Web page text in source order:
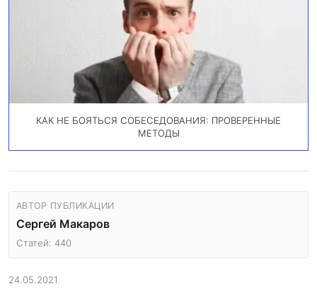
КАК НЕ БОЯТЬСЯ СОБЕСЕДОВАНИЯ: ПРОВЕРЕННЫЕ
МЕТОДЫ
АВТОР ПУБЛИКАЦИИ
Сергей Макаров
Статей: 440
24.05.2021